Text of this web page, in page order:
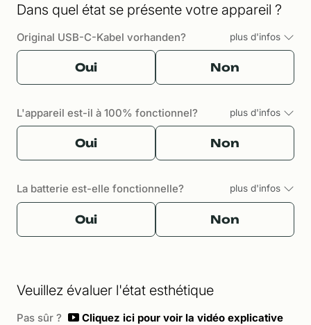
Dans quel état se présente votre appareil ?
Original USB-C-Kabel vorhanden? plus d'infos
Oui Non
L'appareil est-il à 100% fonctionnel? plus d'infos
Oui Non
La batterie est-elle fonctionnelle? plus d'infos
Oui Non
Veuillez évaluer l'état esthétique
Pas sûr ?
Cliquez ici pour voir la vidéo explicative